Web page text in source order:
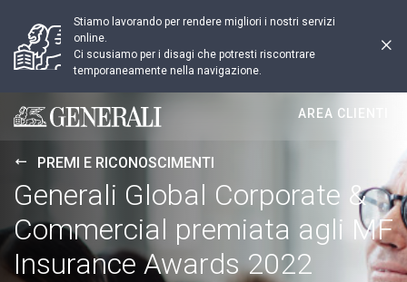
Stiamo lavorando per rendere migliori i nostri servizi
online.
Ci scusiamo per i disagi che potresti riscontrare
temporaneamente nella navigazione.
Generali logo
AREA CLIENTI
PREMI E RICONOSCIMENTI
Generali Global Corporate &
Commercial premiata agli MF
Insurance Awards 2022